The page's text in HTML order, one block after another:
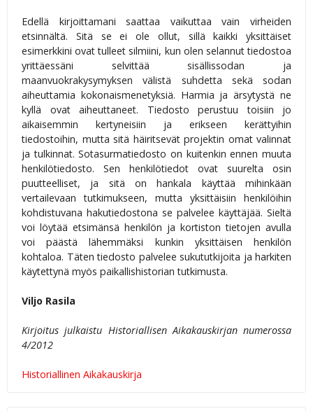
Edellä kirjoittamani saattaa vaikuttaa vain virheiden
etsinnältä. Sitä se ei ole ollut, sillä kaikki yksittäiset
esimerkkini ovat tulleet silmiini, kun olen selannut tiedostoa
yrittäessäni selvittää sisällissodan ja
maanvuokrakysymyksen välistä suhdetta sekä sodan
aiheuttamia kokonaismenetyksiä. Harmia ja ärsytystä ne
kyllä ovat aiheuttaneet. Tiedosto perustuu toisiin jo
aikaisemmin kertyneisiin ja erikseen kerättyihin
tiedostoihin, mutta sitä häiritsevät projektin omat valinnat
ja tulkinnat. Sotasurmatiedosto on kuitenkin ennen muuta
henkilötiedosto. Sen henkilötiedot ovat suurelta osin
puutteelliset, ja sitä on hankala käyttää mihinkään
vertailevaan tutkimukseen, mutta yksittäisiin henkilöihin
kohdistuvana hakutiedostona se palvelee käyttäjää. Sieltä
voi löytää etsimänsä henkilön ja kortiston tietojen avulla
voi päästä lähemmäksi kunkin yksittäisen henkilön
kohtaloa. Täten tiedosto palvelee sukututkijoita ja harkiten
käytettynä myös paikallishistorian tutkimusta.
Viljo Rasila
Kirjoitus julkaistu Historiallisen Aikakauskirjan numerossa
4/2012
Historiallinen Aikakauskirja